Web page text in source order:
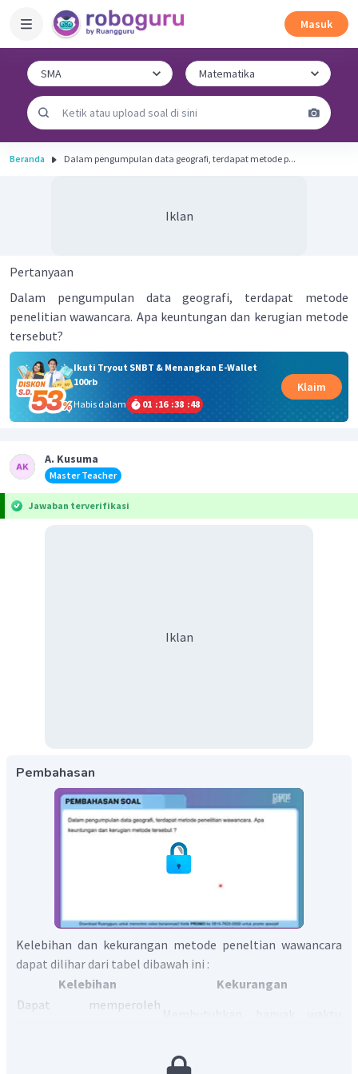
Masuk
Beranda Dalam pengumpulan data geografi, terdapat metode p...
Iklan
Pertanyaan
Dalam pengumpulan data geografi, terdapat metode
penelitian wawancara. Apa keuntungan dan kerugian metode
tersebut?
Ikuti Tryout SNBT & Menangkan E-Wallet
100rb
Habis dalam
01 :16 :38 :48
Klaim
A. Kusuma
Master Teacher
Jawaban terverifikasi
Iklan
Pembahasan
Kelebihan dan kekurangan metode peneltian wawancara
dapat dilihar dari tabel dibawah ini :
Kelebihan
Kekurangan
Dapat memperoleh
maupun responden